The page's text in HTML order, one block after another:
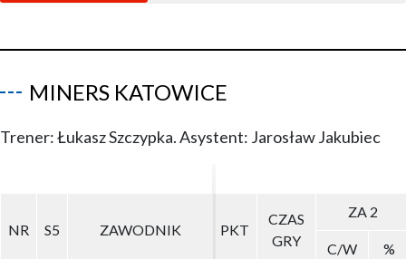
MINERS KATOWICE
Trener: Łukasz Szczypka. Asystent: Jarosław Jakubiec
NR S5 ZAWODNIK PKT
CZAS
GRY
ZA 2
C/W %
NR S5 ZAWODNIK PKT
CZAS
GRY
ZA 2
C/W %